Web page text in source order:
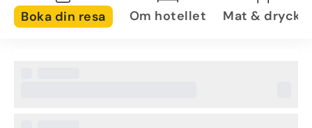
Boka din resa Om hotellet Mat & dryck